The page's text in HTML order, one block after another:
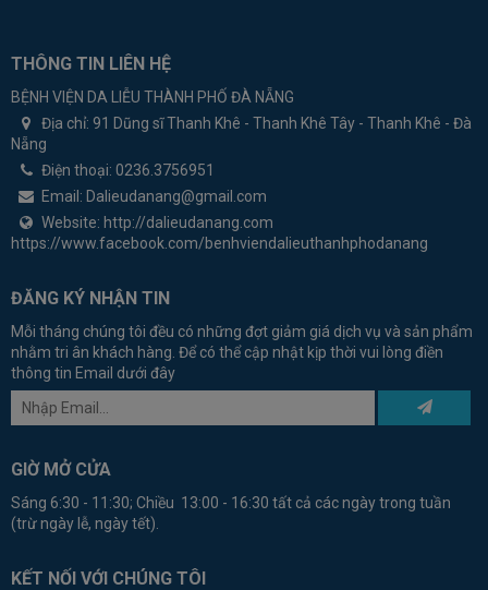
THÔNG TIN LIÊN HỆ
BỆNH VIỆN DA LIỄU THÀNH PHỐ ĐÀ NẴNG
Địa chỉ: 91 Dũng sĩ Thanh Khê - Thanh Khê Tây - Thanh Khê - Đà
Nẵng
Điện thoại: 0236.3756951
Email: Dalieudanang@gmail.com
Website: http://dalieudanang.com
https://www.facebook.com/benhviendalieuthanhphodanang
ĐĂNG KÝ NHẬN TIN
Mỗi tháng chúng tôi đều có những đợt giảm giá dịch vụ và sản phẩm
nhằm tri ân khách hàng. Để có thể cập nhật kịp thời vui lòng điền
thông tin Email dưới đây
GIỜ MỞ CỬA
Sáng 6:30 - 11:30; Chiều 13:00 - 16:30 tất cả các ngày trong tuần
(trừ ngày lễ, ngày tết).
KẾT NỐI VỚI CHÚNG TÔI